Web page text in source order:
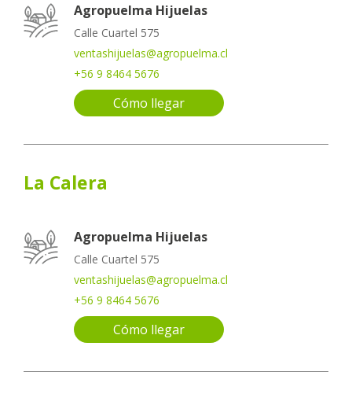
Agropuelma Hijuelas
Calle Cuartel 575
ventashijuelas@agropuelma.cl
+56 9 8464 5676
Cómo llegar
La Calera
Agropuelma Hijuelas
Calle Cuartel 575
ventashijuelas@agropuelma.cl
+56 9 8464 5676
Cómo llegar